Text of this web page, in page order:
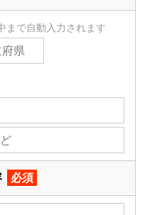
まで自動入力されます
必須